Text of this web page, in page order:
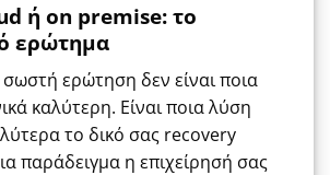
ή on premise: το
ερώτημα
ερώτηση δεν είναι ποια
καλύτερη. Είναι ποια λύση
το δικό σας recovery
παράδειγμα η επιχείρησή σας